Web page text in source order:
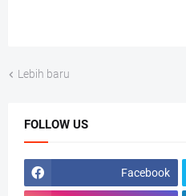
Lebih baru
FOLLOW US
Facebook